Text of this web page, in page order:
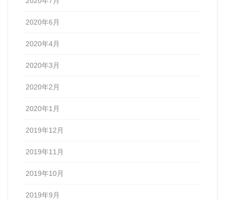
2020年6月
2020年4月
2020年3月
2020年2月
2020年1月
2019年12月
2019年11月
2019年10月
2019年9月